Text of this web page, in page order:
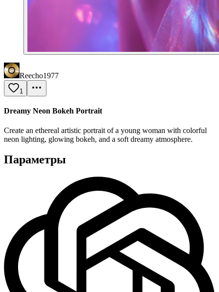
Reecho1977
1
Dreamy Neon Bokeh Portrait
Create an ethereal artistic portrait of a young woman with colorful
neon lighting, glowing bokeh, and a soft dreamy atmosphere.
Параметры